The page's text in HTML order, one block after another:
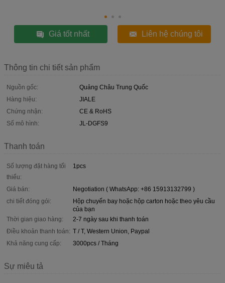
Giá tốt nhất Liên hệ chúng tôi
Thông tin chi tiết sản phẩm
Nguồn gốc:
Quảng Châu Trung Quốc
Hàng hiệu:
JIALE
Chứng nhận:
CE & RoHS
Số mô hình:
JL-DGFS9
Thanh toán
Số lượng đặt hàng tối
thiểu:
1pcs
Giá bán:
Negotiation ( WhatsApp: +86 15913132799 )
chi tiết đóng gói:
Hộp chuyến bay hoặc hộp carton hoặc theo yêu cầu
của bạn
Thời gian giao hàng:
2-7 ngày sau khi thanh toán
Điều khoản thanh toán: T / T, Western Union, Paypal
Khả năng cung cấp:
3000pcs / Tháng
Sự miêu tả